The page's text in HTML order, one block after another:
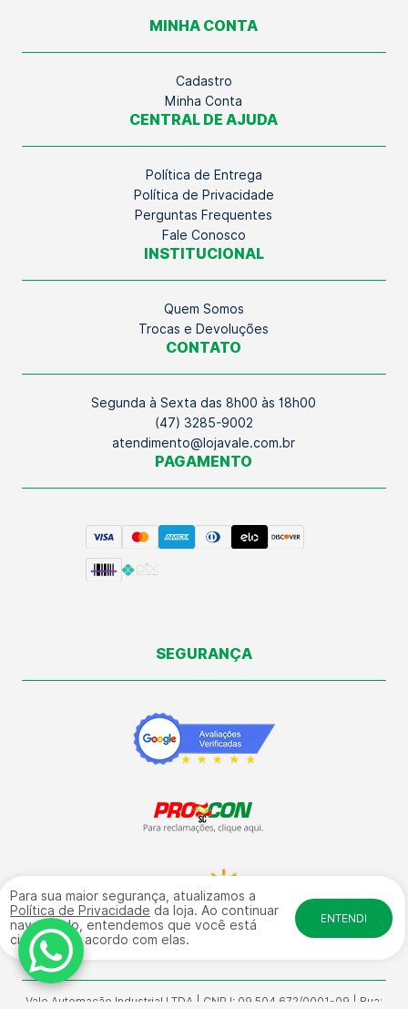
Para sua maior segurança, atualizamos a
Política de Privacidade da loja. Ao continuar
navegando, entendemos que você está
ciente e de acordo com elas.
ENTENDI
MINHA CONTA
Cadastro
Minha Conta
CENTRAL DE AJUDA
Política de Entrega
Política de Privacidade
Perguntas Frequentes
Fale Conosco
INSTITUCIONAL
Quem Somos
Trocas e Devoluções
CONTATO
Segunda à Sexta das 8h00 às 18h00
(47) 3285-9002
atendimento@lojavale.com.br
PAGAMENTO
SEGURANÇA
Vale Automação Industrial LTDA | CNPJ: 09.504.672/0001-09 | Rua: